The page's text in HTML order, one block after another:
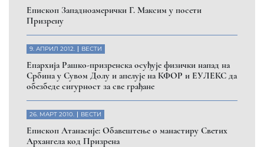
Eпископ Западноамерички Г. Максим у посети
Призрену
9. АПРИЛ 2012. ВЕСТИ
Eпархија Рашко-призренска осуђује физички напад на
Србина у Сувом Долу и апелује на КФОР и ЕУЛЕКС да
обезбеде сигурност за све грађане
26. МАРТ 2010. ВЕСТИ
Eпископ Атанасије: Обавештење о манастиру Светих
Архангела код Призрена